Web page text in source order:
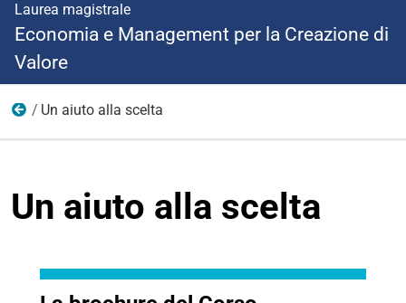
Laurea magistrale
Economia e Management per la Creazione di
Valore
Il Corso
Un aiuto alla scelta
Un aiuto alla scelta